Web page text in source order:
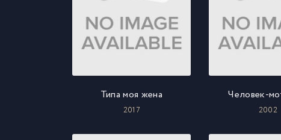
Типа моя жена
2017
Человек-
2002